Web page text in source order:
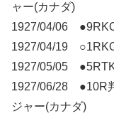
ャー(カナダ)
1927/04/06
1927/04/19
1927/05/05
1927/06/28 ●10R
ジャー(カナダ)